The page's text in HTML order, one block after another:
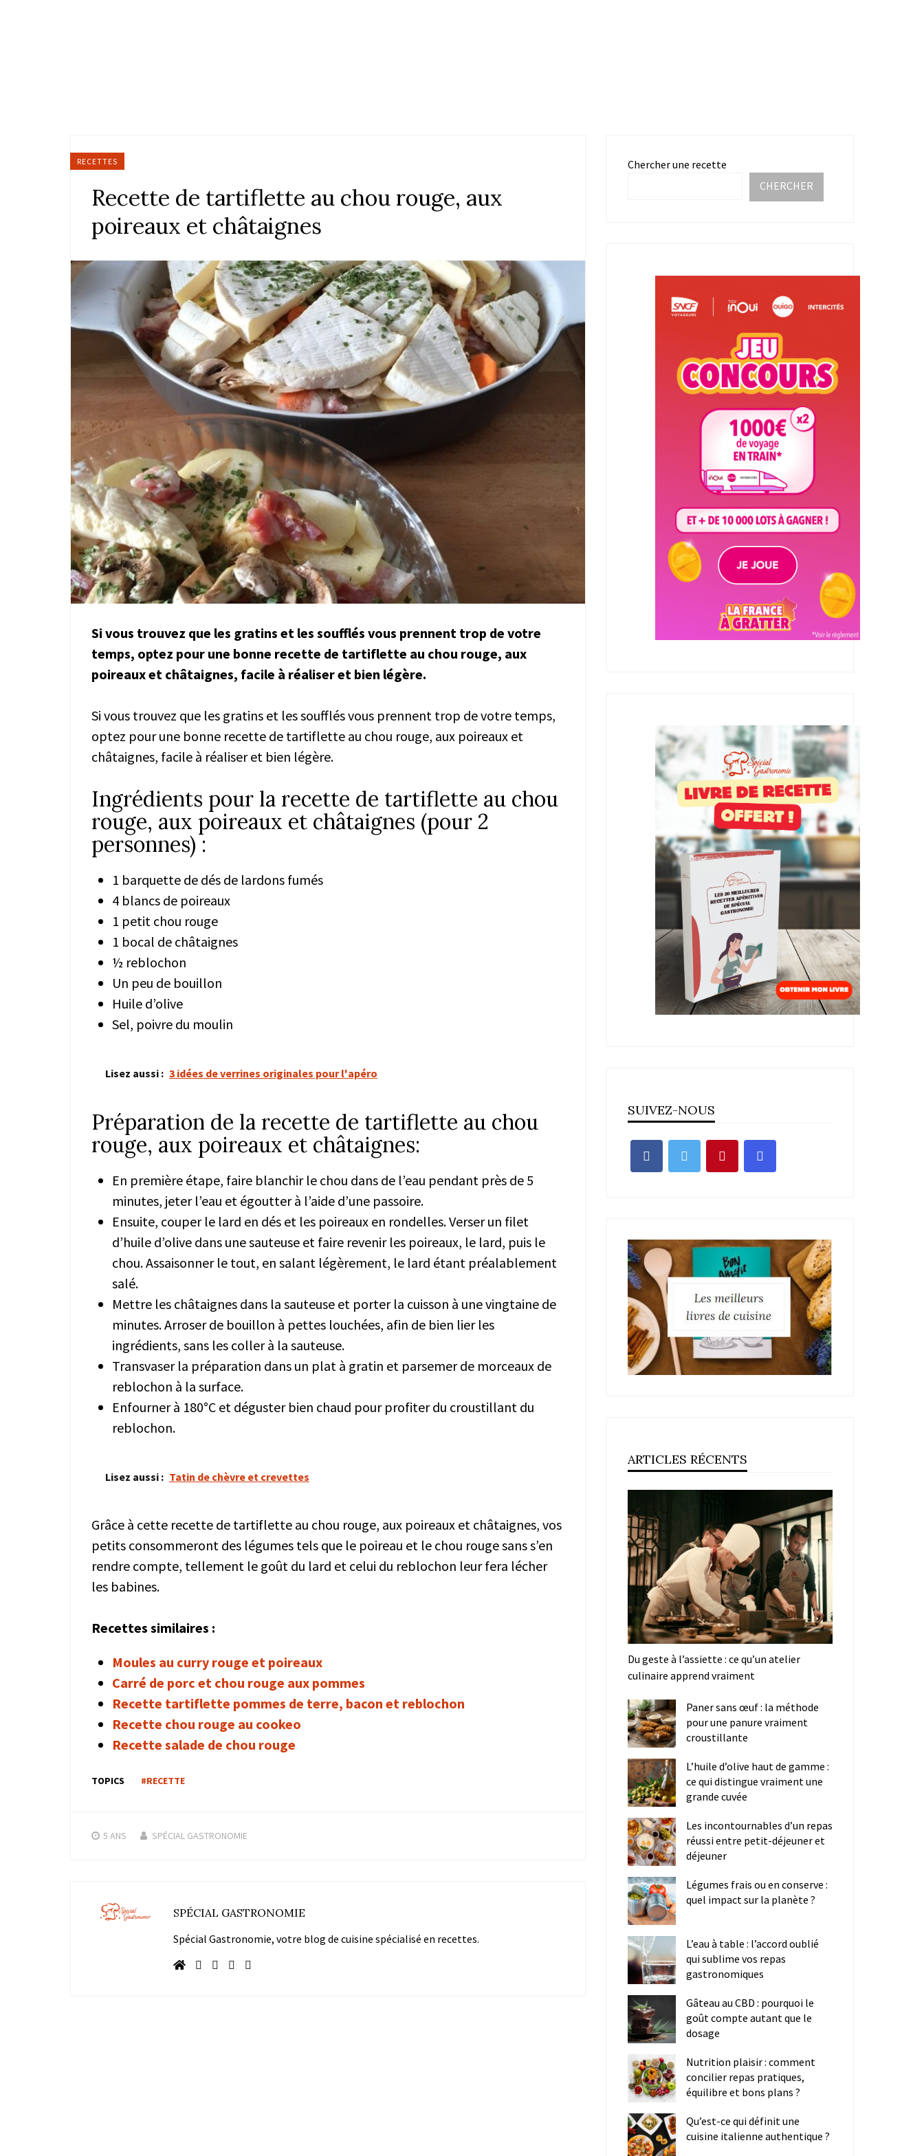
RECETTES
Recette de tartiflette au chou rouge, aux
poireaux et châtaignes
Si vous trouvez que les gratins et les soufflés vous prennent trop de votre
temps, optez pour une bonne recette de tartiflette au chou rouge, aux
poireaux et châtaignes, facile à réaliser et bien légère.
Si vous trouvez que les gratins et les soufflés vous prennent trop de votre temps,
optez pour une bonne recette de tartiflette au chou rouge, aux poireaux et
châtaignes, facile à réaliser et bien légère.
Ingrédients pour la recette de tartiflette au chou
rouge, aux poireaux et châtaignes (pour 2
personnes) :
1 barquette de dés de lardons fumés
4 blancs de poireaux
1 petit chou rouge
1 bocal de châtaignes
½ reblochon
Un peu de bouillon
Huile d’olive
Sel, poivre du moulin
Lisez aussi : 3 idées de verrines originales pour l'apéro
Préparation de la recette de tartiflette au chou
rouge, aux poireaux et châtaignes:
En première étape, faire blanchir le chou dans de l’eau pendant près de 5
minutes, jeter l’eau et égoutter à l’aide d’une passoire.
Ensuite, couper le lard en dés et les poireaux en rondelles. Verser un filet
d’huile d’olive dans une sauteuse et faire revenir les poireaux, le lard, puis le
chou. Assaisonner le tout, en salant légèrement, le lard étant préalablement
salé.
Mettre les châtaignes dans la sauteuse et porter la cuisson à une vingtaine de
minutes. Arroser de bouillon à pettes louchées, afin de bien lier les
ingrédients, sans les coller à la sauteuse.
Transvaser la préparation dans un plat à gratin et parsemer de morceaux de
reblochon à la surface.
Enfourner à 180°C et déguster bien chaud pour profiter du croustillant du
reblochon.
Lisez aussi : Tatin de chèvre et crevettes
Grâce à cette recette de tartiflette au chou rouge, aux poireaux et châtaignes, vos
petits consommeront des légumes tels que le poireau et le chou rouge sans s’en
rendre compte, tellement le goût du lard et celui du reblochon leur fera lécher
les babines.
Recettes similaires :
Moules au curry rouge et poireaux
Carré de porc et chou rouge aux pommes
Recette tartiflette pommes de terre, bacon et reblochon
Recette chou rouge au cookeo
Recette salade de chou rouge
TOPICS #RECETTE
5 ANS SPÉCIAL GASTRONOMIE
SPÉCIAL GASTRONOMIE
Spécial Gastronomie, votre blog de cuisine spécialisé en recettes.
Chercher une recette
CHERCHER
SUIVEZ-NOUS
ARTICLES RÉCENTS
Du geste à l’assiette : ce qu’un atelier
culinaire apprend vraiment
Paner sans œuf : la méthode
pour une panure vraiment
croustillante
L’huile d’olive haut de gamme :
ce qui distingue vraiment une
grande cuvée
Les incontournables d’un repas
réussi entre petit-déjeuner et
déjeuner
Légumes frais ou en conserve :
quel impact sur la planète ?
L’eau à table : l’accord oublié
qui sublime vos repas
gastronomiques
Gâteau au CBD : pourquoi le
goût compte autant que le
dosage
Nutrition plaisir : comment
concilier repas pratiques,
équilibre et bons plans ?
Qu’est-ce qui définit une
cuisine italienne authentique ?